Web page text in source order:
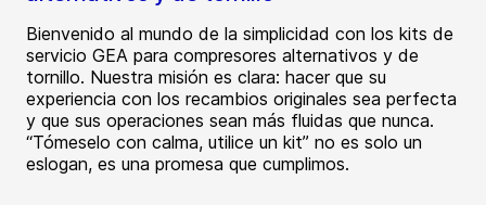
Bienvenido al mundo de la simplicidad con los kits de
servicio GEA para compresores alternativos y de
tornillo. Nuestra misión es clara: hacer que su
experiencia con los recambios originales sea perfecta
y que sus operaciones sean más fluidas que nunca.
“Tómeselo con calma, utilice un kit” no es solo un
eslogan, es una promesa que cumplimos.